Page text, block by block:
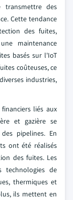
transmettre des
Cette tendance
des fuites,
maintenance
basés sur l'IoT
coûteuses, ce
industries,
liés aux
et gazière se
pipelines. En
ont été réalisés
des fuites. Les
technologies de
thermiques et
ils mettent en